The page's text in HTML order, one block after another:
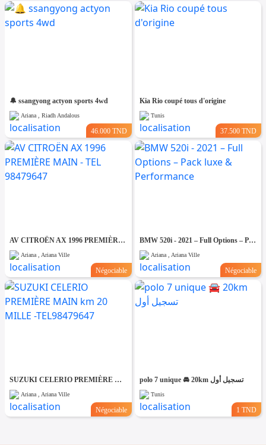
🔔 ssangyong actyon sports 4wd
Ariana , Riadh Andalous
46.000 TND
Kia Rio coupé tous d'origine
Tunis
37.500 TND
AV CITROËN AX 1996 PREMIÈRE MAIN - TEL 98479647
Ariana , Ariana Ville
Négociable
BMW 520i - 2021 – Full Options – Pack luxe & Performance
Ariana , Ariana Ville
Négociable
SUZUKI CELERIO PREMIÈRE MAIN km 20 MILLE -TEL98479647
Ariana , Ariana Ville
Négociable
polo 7 unique 🚘 20km تسجيل أول
Tunis
1 TND